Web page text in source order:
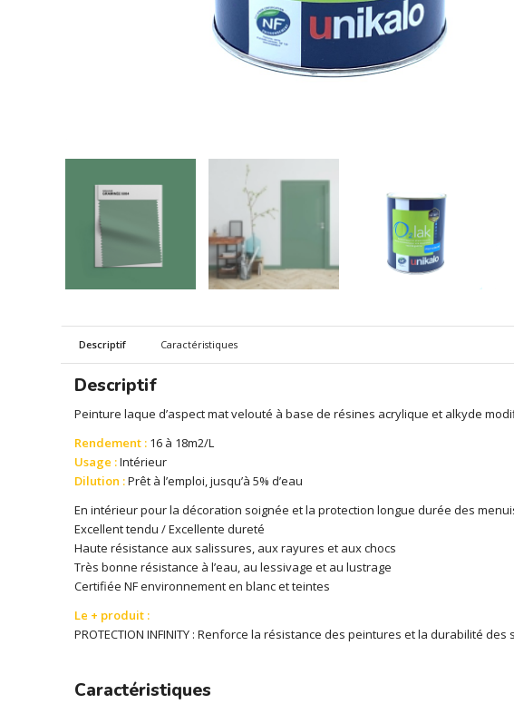
Descriptif Caractéristiques
Descriptif
Peinture laque d’aspect mat velouté à base de résines acrylique et alkyde
Rendement : 16 à 18m2/L
Usage :Intérieur
Dilution :Prêt à l’emploi, jusqu’à 5% d’eau
En intérieur pour la décoration soignée et la protection longue durée des
Excellent tendu / Excellente dureté
Haute résistance aux salissures, aux rayures et aux chocs
Très bonne résistance à l’eau, au lessivage et au lustrage
Certifiée NF environnement en blanc et teintes
Le + produit :
PROTECTION INFINITY : Renforce la résistance des peintures et la durabilité
Caractéristiques